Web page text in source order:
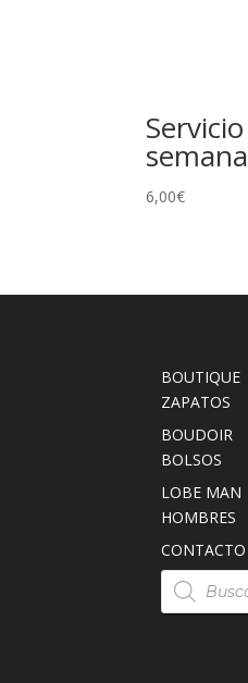
6,00€
BOUTIQUE
ZAPATOS
BOUDOIR
BOLSOS
LOBE MAN
HOMBRES
CONTACTO
Búsqueda
de
productos